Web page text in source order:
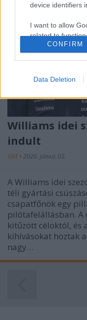
device identifiers
I want to allow
related to
I want to allow
I want to allow
related to
functionality and
user protection.
CONFIRM
Data Deletion
Williams idei
indult
684 • 2026. június 03.
A Williams idei
téli gyártási
csapatfőnök egy
pilótafelállásban. A
kitűzött céloktól, és
kihívásokat hoztak
nagy…